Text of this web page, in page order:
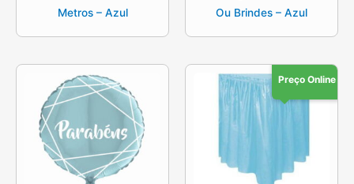
Metros – Azul
Ou Brindes – Azul
Preço Online